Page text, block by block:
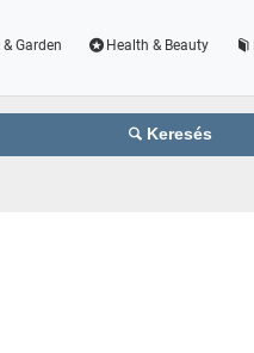
Garden Health & Beauty
Keresés